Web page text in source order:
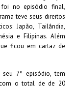
foi no episódio final,
teve seus direitos
Japão, Tailândia,
e Filipinas. Além
ficou em cartaz de
7º episódio, tem
o total de de 20